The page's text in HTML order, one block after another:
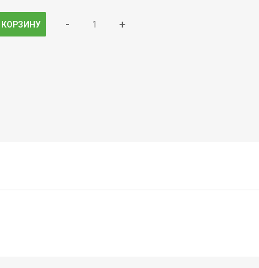
КОРЗИНУ - +